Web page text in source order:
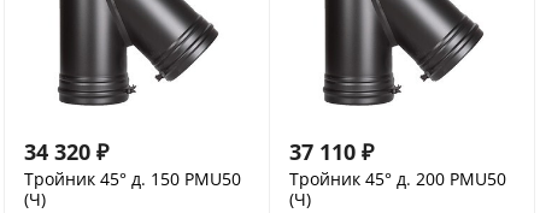
34 320 ₽
Тройник 45° д. 150 PMU50
(Ч)
37 110 ₽
Тройник 45° д. 200 PMU50
(Ч)